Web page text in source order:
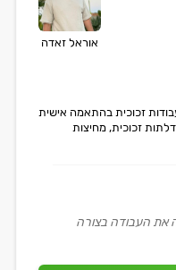
אוראל זאדה
זכוכית בהתאמה אישית
זכוכית, מחיצות
את העבודה בצורה